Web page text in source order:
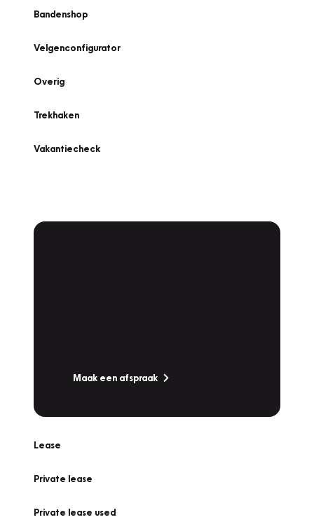
Bandenshop
Velgenconfigurator
Overig
Trekhaken
Vakantiecheck
Maak een afspraak
Lease
Private lease
Private lease used